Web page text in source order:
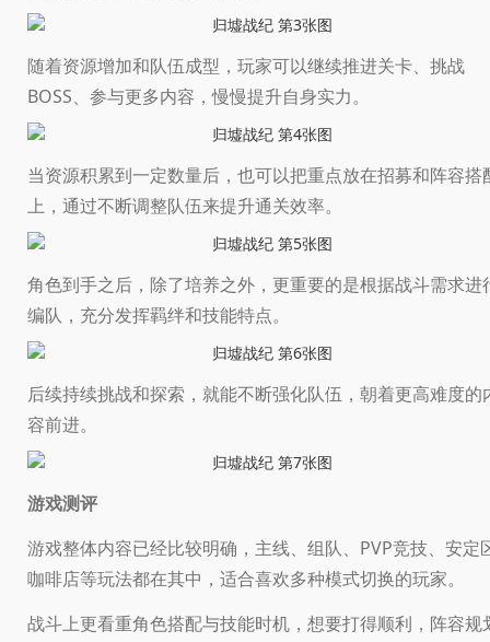
随着资源增加和队伍成型，玩家可以继续推进关卡、挑战
BOSS、参与更多内容，慢慢提升自身实力。
当资源积累到一定数量后，也可以把重点放在招募和阵容搭
上，通过不断调整队伍来提升通关效率。
角色到手之后，除了培养之外，更重要的是根据战斗需求进
编队，充分发挥羁绊和技能特点。
后续持续挑战和探索，就能不断强化队伍，朝着更高难度的
容前进。
游戏测评
游戏整体内容已经比较明确，主线、组队、PVP竞技、安定
咖啡店等玩法都在其中，适合喜欢多种模式切换的玩家。
战斗上更看重角色搭配与技能时机，想要打得顺利，阵容规